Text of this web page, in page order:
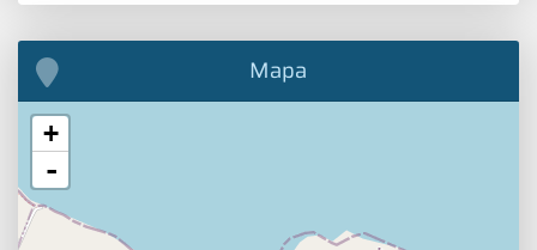
Mapa
+
-